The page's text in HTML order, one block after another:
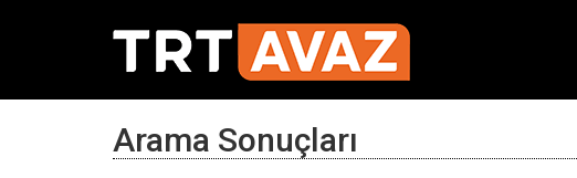
Arama Sonuçları